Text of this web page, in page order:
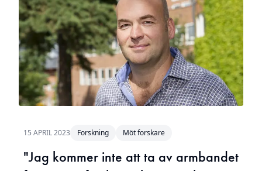
15 APRIL 2023 Forskning Möt forskare
"Jag kommer inte att ta av armbandet